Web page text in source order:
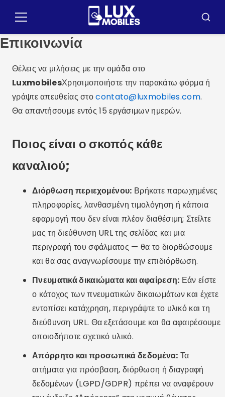
para
conteúdo
Μενού
Επικοινωνία
Θέλεις να μιλήσεις με την ομάδα στο
LuxmobilesΧρησιμοποιήστε την παρακάτω φόρμα ή
γράψτε απευθείας στοcontato@luxmobiles.com.
Θα απαντήσουμε εντός 15 εργάσιμων ημερών.
Ποιος είναι ο σκοπός κάθε
καναλιού;
Διόρθωση περιεχομένου: Βρήκατε παρωχημένες
πληροφορίες, λανθασμένη τιμολόγηση ή κάποια
εφαρμογή που δεν είναι πλέον διαθέσιμη; Στείλτε
μας τη διεύθυνση URL της σελίδας και μια
περιγραφή του σφάλματος — θα το διορθώσουμε
και θα σας αναγνωρίσουμε την επιδιόρθωση.
Πνευματικά δικαιώματα και αφαίρεση: Εάν είστε
ο κάτοχος των πνευματικών δικαιωμάτων και έχετε
εντοπίσει κατάχρηση, περιγράψτε το υλικό και τη
διεύθυνση URL. Θα εξετάσουμε και θα αφαιρέσουμε
οποιοδήποτε σχετικό υλικό.
Απόρρητο και προσωπικά δεδομένα: Τα
αιτήματα για πρόσβαση, διόρθωση ή διαγραφή
δεδομένων (LGPD/GDPR) πρέπει να αναφέρουν